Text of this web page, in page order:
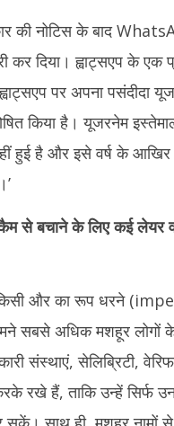
में करेंगे रोलआउट
की नोटिस के बाद
कर दिया। ह्वाट्सएप के एक
पर अपना पसंदीदा
किया है। यूजरनेम
हुई है और इसे वर्ष के आखिर
से बचाने के लिए कई लेयर
और का रूप धरने
सबसे अधिक मशहूर लोगों
संस्थाएं, सेलिब्रिटी,
रखे हैं, ताकि उन्हें सिर्फ